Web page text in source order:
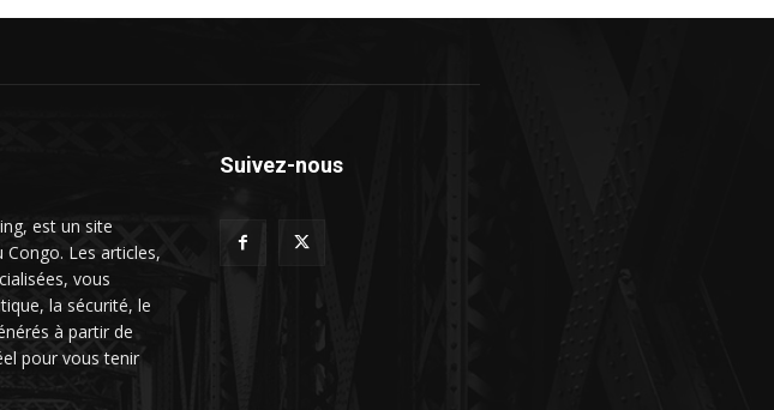
est un site
Les articles,
vous
la sécurité, le
à partir de
pour vous tenir
Suivez-nous